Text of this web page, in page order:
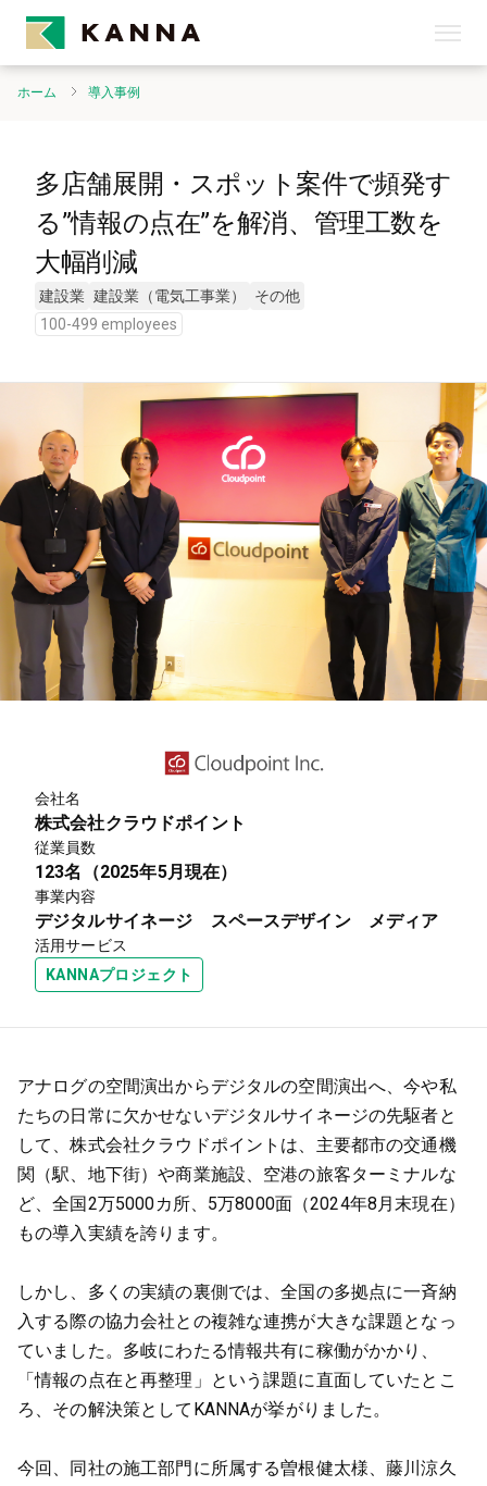
ホーム 導入事例
多店舗展開・スポット案件で頻発す
る”情報の点在”を解消、管理工数を
大幅削減
建設業 建設業（電気工事業）
その他
100-499 employees
会社名
株式会社クラウドポイント
従業員数
123名（2025年5月現在）
事業内容
デジタルサイネージ スペースデザイン メディア
活用サービス
KANNAプロジェクト
アナログの空間演出からデジタルの空間演出へ、今や私
たちの日常に欠かせないデジタルサイネージの先駆者と
して、株式会社クラウドポイントは、主要都市の交通機
関（駅、地下街）や商業施設、空港の旅客ターミナルな
ど、全国2万5000カ所、5万8000面（2024年8月末現在）
もの導入実績を誇ります。
しかし、多くの実績の裏側では、全国の多拠点に一斉納
入する際の協力会社との複雑な連携が大きな課題となっ
ていました。多岐にわたる情報共有に稼働がかかり、
「情報の点在と再整理」という課題に直面していたとこ
ろ、その解決策としてKANNAが挙がりました。
今回、同社の施工部門に所属する曽根健太様、藤川涼久